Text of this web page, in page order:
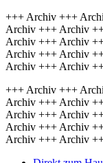
+++ Archiv +++
Archiv +++ Archiv
Archiv +++ Archiv
Archiv +++ Archiv
Archiv +++ Archiv
+++ Archiv +++
Archiv +++ Archiv
Archiv +++ Archiv
Archiv +++ Archiv
Archiv +++ Archiv